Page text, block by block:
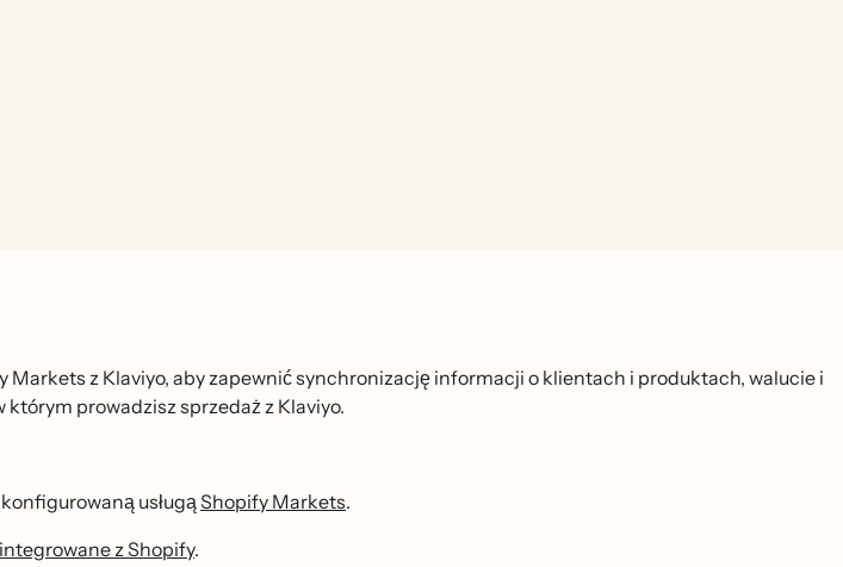
Markets z Klaviyo, aby zapewnić synchronizację informacji o klientach i produktach, walucie i
prowadzisz sprzedaż z Klaviyo.
usługąShopify Markets.
z Shopify.